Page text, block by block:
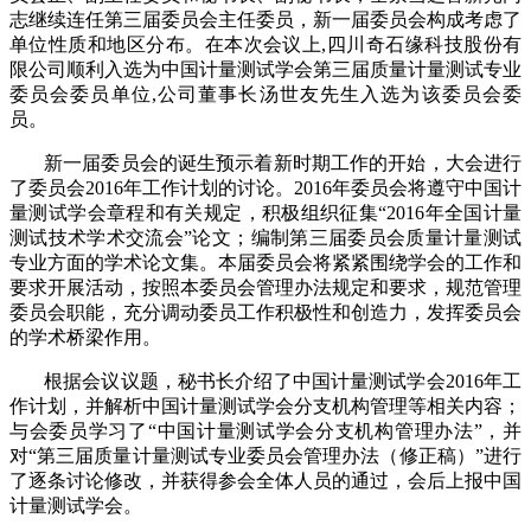
志继续连任第三届委员会主任委员，新一届委员会构成考虑了
单位性质和地区分布。在本次会议上,四川奇石缘科技股份有
限公司顺利入选为中国计量测试学会第三届质量计量测试专业
委员会委员单位,公司董事长汤世友先生入选为该委员会委
员。
新一届委员会的诞生预示着新时期工作的开始，大会进行
了委员会2016年工作计划的讨论。2016年委员会将遵守中国计
量测试学会章程和有关规定，积极组织征集“2016年全国计量
测试技术学术交流会”论文；编制第三届委员会质量计量测试
专业方面的学术论文集。本届委员会将紧紧围绕学会的工作和
要求开展活动，按照本委员会管理办法规定和要求，规范管理
委员会职能，充分调动委员工作积极性和创造力，发挥委员会
的学术桥梁作用。
根据会议议题，秘书长介绍了中国计量测试学会2016年工
作计划，并解析中国计量测试学会分支机构管理等相关内容；
与会委员学习了“中国计量测试学会分支机构管理办法”，并
对“第三届质量计量测试专业委员会管理办法（修正稿）”进行
了逐条讨论修改，并获得参会全体人员的通过，会后上报中国
计量测试学会。